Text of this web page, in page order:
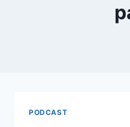
PODCAST